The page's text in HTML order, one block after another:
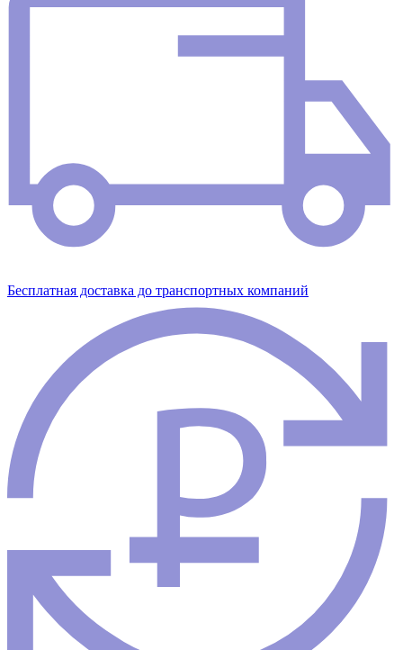
Бесплатная доставка до транспортных компаний